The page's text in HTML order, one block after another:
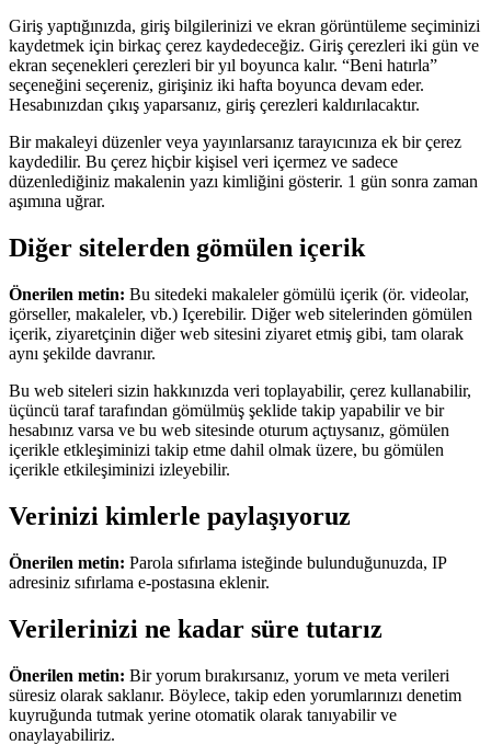
Giriş yaptığınızda, giriş bilgilerinizi ve ekran görüntüleme seçiminizi
kaydetmek için birkaç çerez kaydedeceğiz. Giriş çerezleri iki gün ve
ekran seçenekleri çerezleri bir yıl boyunca kalır. “Beni hatırla”
seçeneğini seçereniz, girişiniz iki hafta boyunca devam eder.
Hesabınızdan çıkış yaparsanız, giriş çerezleri kaldırılacaktır.
Bir makaleyi düzenler veya yayınlarsanız tarayıcınıza ek bir çerez
kaydedilir. Bu çerez hiçbir kişisel veri içermez ve sadece
düzenlediğiniz makalenin yazı kimliğini gösterir. 1 gün sonra zaman
aşımına uğrar.
Diğer sitelerden gömülen içerik
Önerilen metin: Bu sitedeki makaleler gömülü içerik (ör. videolar,
görseller, makaleler, vb.) Içerebilir. Diğer web sitelerinden gömülen
içerik, ziyaretçinin diğer web sitesini ziyaret etmiş gibi, tam olarak
aynı şekilde davranır.
Bu web siteleri sizin hakkınızda veri toplayabilir, çerez kullanabilir,
üçüncü taraf tarafından gömülmüş şeklide takip yapabilir ve bir
hesabınız varsa ve bu web sitesinde oturum açtıysanız, gömülen
içerikle etkleşiminizi takip etme dahil olmak üzere, bu gömülen
içerikle etkileşiminizi izleyebilir.
Verinizi kimlerle paylaşıyoruz
Önerilen metin: Parola sıfırlama isteğinde bulunduğunuzda, IP
adresiniz sıfırlama e-postasına eklenir.
Verilerinizi ne kadar süre tutarız
Önerilen metin: Bir yorum bırakırsanız, yorum ve meta verileri
süresiz olarak saklanır. Böylece, takip eden yorumlarınızı denetim
kuyruğunda tutmak yerine otomatik olarak tanıyabilir ve
onaylayabiliriz.